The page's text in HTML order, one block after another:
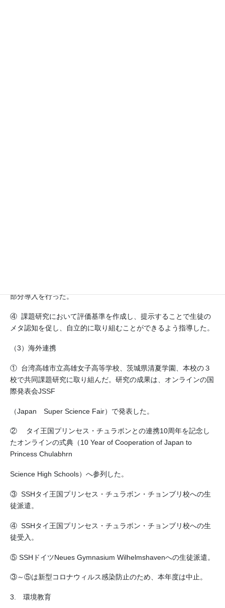
部分導入を行った。
④ 課題研究において評価基準を作成し、提示することで生徒の
メタ認知を促し、自立的に取り組むことができるよう指導した。
（3）海外連携
① 台湾高雄市立高雄女子高等学校、茨城県清夏学園、本校の３
校で共同課題研究に取り組んだ。研究の成果は、オンラインの国
際発表会JSSF
（Japan Super Science Fair）で発表した。
② タイ王国プリンセス・チュラボンとの連携10周年を記念し
たオンラインの式典（10 Year of Cooperation of Japan to
Princess Chulabhrn
Science High Schools）へ参列した。
③ SSHタイ王国プリンセス・チュラボン・チョンブリ校への生
徒派遣。
④ SSHタイ王国プリンセス・チュラボン・チョンブリ校への生
徒受入。
⑤ SSHドイツNeues Gymnasium Wilhelmshavenへの生徒派遣。
③～⑤は新型コロナウィルス感染防止のため、本年度は中止。
3. 環境教育